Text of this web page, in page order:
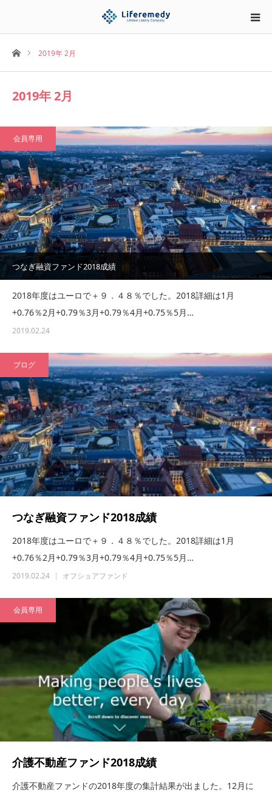
ホーム2019年 2月
2019年 2月
会員専用
つなぎ融資ファンド2018成績
2018年度はユーロで＋９．４８％でした。2018詳細は1月
+0.76％2月+0.79％3月+0.79％4月+0.75％5月…
2019.02.24
ブログ
つなぎ融資ファンド2018成績
2018年度はユーロで＋９．４８％でした。2018詳細は1月
+0.76％2月+0.79％3月+0.79％4月+0.75％5月…
2019.02.24 オフショアファンド
会員専用
介護不動産ファンド2018成績
介護不動産ファンドの2018年度の集計結果が出ました。12月に